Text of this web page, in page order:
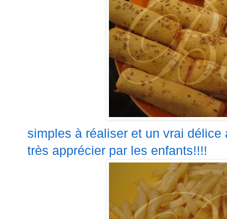
simples à réaliser et un vrai
très apprécier par les enfants!!!!